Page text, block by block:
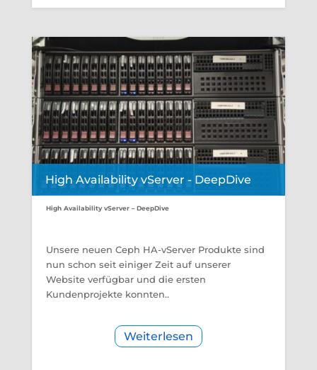
High Availability vServer - DeepDive
High Availability vServer – DeepDive
Unsere neuen Ceph HA-vServer Produkte sind
nun schon seit einiger Zeit auf unserer
Website verfügbar und die ersten
Kundenprojekte konnten..
Weiterlesen